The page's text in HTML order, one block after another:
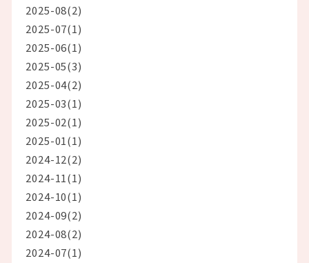
2025-08(2)
2025-07(1)
2025-06(1)
2025-05(3)
2025-04(2)
2025-03(1)
2025-02(1)
2025-01(1)
2024-12(2)
2024-11(1)
2024-10(1)
2024-09(2)
2024-08(2)
2024-07(1)